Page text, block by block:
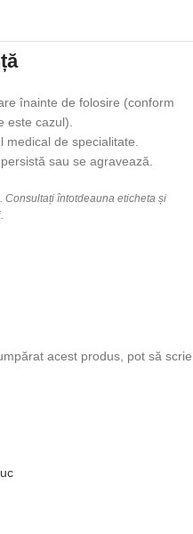
înainte de folosire (conform
este cazul).
de specialitate.
sau se agravează.
Consultați întotdeauna eticheta și
acest produs, pot să scrie